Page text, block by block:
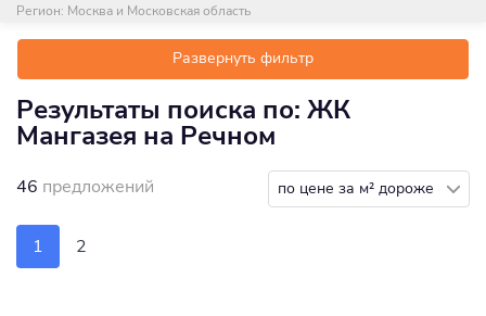
Регион: Москва и Московская область
Развернуть фильтр
Результаты поиска по: ЖК
Мангазея на Речном
46 предложений по цене за м² дороже
1 2